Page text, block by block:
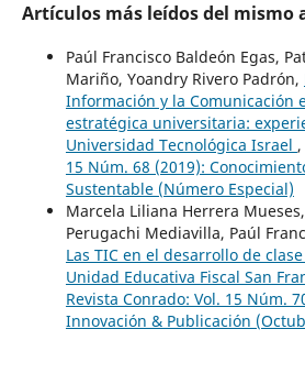
Artículos más leídos del mismo
Paúl Francisco Baldeón Egas,
Mariño, Yoandry Rivero Padrón,
Información y la Comunicación
estratégica universitaria:
Universidad Tecnológica Israel ,
15 Núm. 68 (2019):
Sustentable (Número Especial)
Marcela Liliana Herrera
Perugachi Mediavilla, Paúl
Las TIC en el desarrollo de
Unidad Educativa Fiscal San
Revista Conrado: Vol. 15 Núm.
Innovación & Publicación